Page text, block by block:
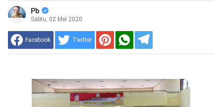
Pb
Sabtu, 02 Mei 2020
Facebook Twitter